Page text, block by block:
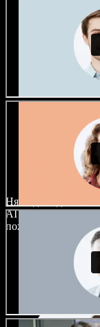
Огромен
Няма два еднакво
AI гласови
пожелаете.